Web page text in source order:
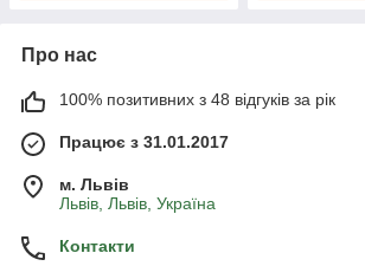
Про нас
100% позитивних з 48 відгуків за рік
Працює з 31.01.2017
м. Львів
Львів, Львів, Україна
Контакти